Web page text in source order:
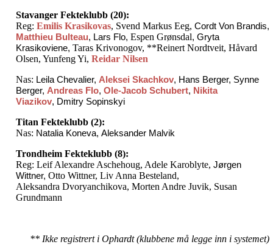
Stavanger Fekteklubb (20):
Reg: Emilis Krasikovas, Svend Markus Eeg, Cordt Von Brandis,
Matthieu Bulteau, Lars Flo, Espen Grønsdal, Gryta
Krasikoviene, Taras Krivonogov, **Reinert Nordtveit, Håvard
Olsen, Yunfeng Yi, Reidar Nilsen
Nas: Leila Chevalier, Aleksei Skachkov, Hans Berger, Synne
Berger, Andreas Flo, Ole-Jacob Schubert, Nikita
Viazikov, Dmitry Sopinskyi
Titan Fekteklubb (2):
Nas: Natalia Koneva, Aleksander Malvik
Trondheim Fekteklubb (8):
Reg: Leif Alexandre Aschehoug, Adele Karoblyte, Jørgen
Wittner, Otto Wittner, Liv Anna Besteland,
Aleksandra Dvoryanchikova, Morten Andre Juvik, Susan
Grundmann
** Ikke registrert i Ophardt (klubbene må legge inn i systemet)